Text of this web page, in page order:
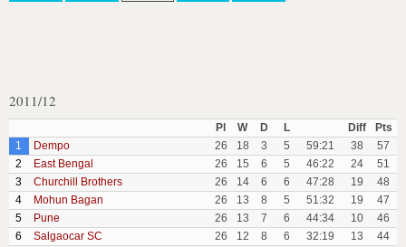
2011/12
Pl W D L Diff
Pts
1
Dempo 26 18 3 5 59:21 38
57
2
East Bengal 26 15 6 5 46:22 24
51
3
Churchill Brothers 26 14 6 6 47:28 19
48
4
Mohun Bagan 26 13 8 5 51:32 19
47
5
Pune 26 13 7 6 44:34 10
46
6
Salgaocar SC 26 12 8 6 32:19 13
44